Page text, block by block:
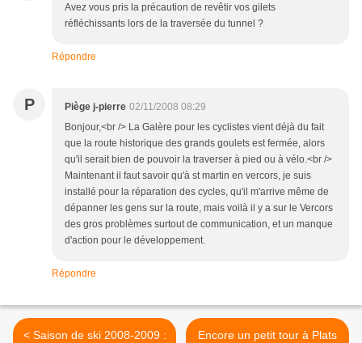
Avez vous pris la précaution de revêtir vos gilets
réfléchissants lors de la traversée du tunnel ?
Répondre
P Piège j-pierre 02/11/2008 08:29
Bonjour,<br /> La Galère pour les cyclistes vient déjà du fait
que la route historique des grands goulets est fermée, alors
qu'il serait bien de pouvoir la traverser à pied ou à vélo.<br />
Maintenant il faut savoir qu'à st martin en vercors, je suis
installé pour la réparation des cycles, qu'il m'arrive même de
dépanner les gens sur la route, mais voilà il y a sur le Vercors
des gros problèmes surtout de communication, et un manque
d'action pour le développement.
Répondre
< Saison de ski 2008-2009 :
Encore un petit tour à Plats